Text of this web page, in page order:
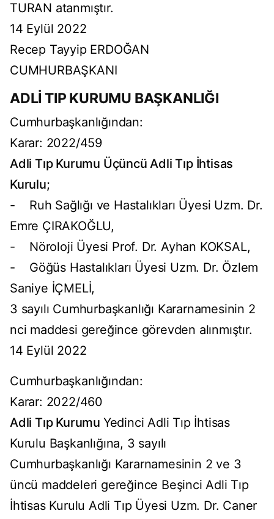
TURAN atanmıştır.
14 Eylül 2022
Recep Tayyip ERDOĞAN
CUMHURBAŞKANI
ADLİ TIP KURUMU BAŞKANLIĞI
Cumhurbaşkanlığından:
Karar: 2022/459
Adli Tıp Kurumu Üçüncü Adli Tıp İhtisas
Kurulu;
- Ruh Sağlığı ve Hastalıkları Üyesi Uzm. Dr.
Emre ÇIRAKOĞLU,
- Nöroloji Üyesi Prof. Dr. Ayhan KOKSAL,
- Göğüs Hastalıkları Üyesi Uzm. Dr. Özlem
Saniye İÇMELİ,
3 sayılı Cumhurbaşkanlığı Kararnamesinin 2
nci maddesi gereğince görevden alınmıştır.
14 Eylül 2022
Cumhurbaşkanlığından:
Karar: 2022/460
Adli Tıp Kurumu Yedinci Adli Tıp İhtisas
Kurulu Başkanlığına, 3 sayılı
Cumhurbaşkanlığı Kararnamesinin 2 ve 3
üncü maddeleri gereğince Beşinci Adli Tıp
İhtisas Kurulu Adli Tıp Üyesi Uzm. Dr. Caner